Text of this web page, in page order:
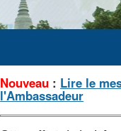
Nouveau : Lire le
l'Ambassadeur